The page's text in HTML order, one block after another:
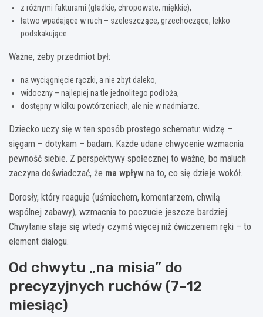
z różnymi fakturami (gładkie, chropowate, miękkie),
łatwo wpadające w ruch – szeleszczące, grzechoczące, lekko
podskakujące.
Ważne, żeby przedmiot był:
na wyciągnięcie rączki, a nie zbyt daleko,
widoczny – najlepiej na tle jednolitego podłoża,
dostępny w kilku powtórzeniach, ale nie w nadmiarze.
Dziecko uczy się w ten sposób prostego schematu: widzę –
sięgam – dotykam – badam. Każde udane chwycenie wzmacnia
pewność siebie. Z perspektywy społecznej to ważne, bo maluch
zaczyna doświadczać, że ma wpływ na to, co się dzieje wokół.
Dorosły, który reaguje (uśmiechem, komentarzem, chwilą
wspólnej zabawy), wzmacnia to poczucie jeszcze bardziej.
Chwytanie staje się wtedy czymś więcej niż ćwiczeniem ręki – to
element dialogu.
Od chwytu „na misia” do
precyzyjnych ruchów (7–12
miesiąc)